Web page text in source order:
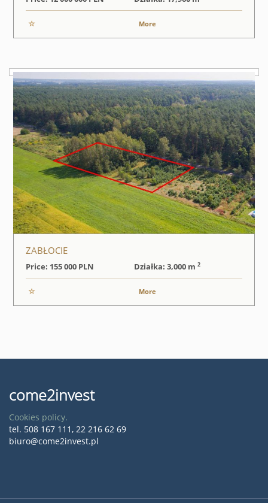
More
ZABŁOCIE
Price: 155 000 PLN Działka: 3,000 m 2
More
come2invest
Cookies policy.
tel. 508 167 111, 22 216 62 69
biuro@come2invest.pl